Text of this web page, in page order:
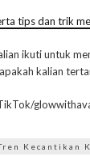
tips dan trik
ikuti untuk
kalian
Kecantikan